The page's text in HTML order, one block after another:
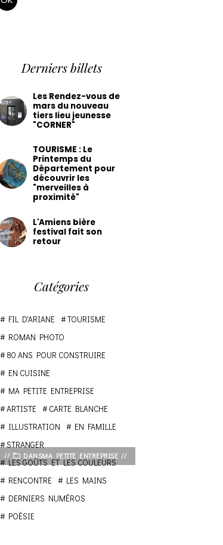
DANSMA PETITE ENTREPRISE
Derniers billets
Les Rendez-vous de
mars du nouveau
tiers lieu jeunesse
"CORNER"
TOURISME : Le
Printemps du
Département pour
découvrir les
"merveilles à
proximité"
L'Amiens bière
festival fait son
retour
Catégories
FIL D'ARIANE
TOURISME
ROMAN PHOTO
80 ANS POUR CONSTRUIRE
EN CUISINE
MA PETITE ENTREPRISE
ARTISTE
CARTE BLANCHE
ILLUSTRATION
EN FAMILLE
STRANGER
LES GOÛTS ET LES COULEURS
RENCONTRE
LES MAINS
DERNIERS NUMÉROS
POÉSIE